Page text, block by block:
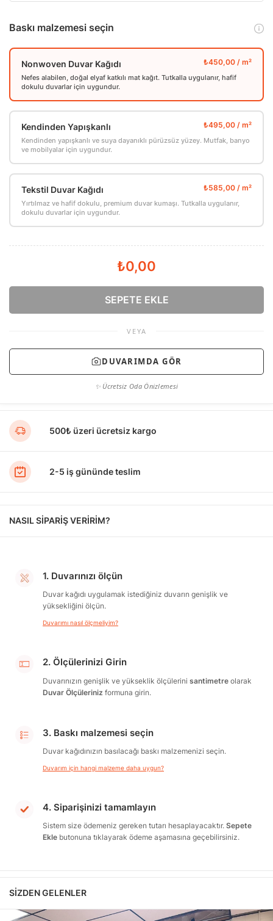
Baskı malzemesi seçin
Nonwoven Duvar Kağıdı
Nefes alabilen, doğal elyaf katkılı mat kağıt. Tutkalla uygulanır, hafif
dokulu duvarlar için uygundur.
Kendinden Yapışkanlı
Kendinden yapışkanlı ve suya dayanıklı pürüzsüz yüzey. Mutfak, banyo
ve mobilyalar için uygundur.
Tekstil Duvar Kağıdı
Yırtılmaz ve hafif dokulu, premium duvar kumaşı. Tutkalla uygulanır,
dokulu duvarlar için uygundur.
₺0,00
SEPETE EKLE
VEYA
DUVARIMDA GÖR
✨ Ücretsiz Oda Önizlemesi
500₺ üzeri ücretsiz kargo
2-5 iş gününde teslim
NASIL SİPARİŞ VERİRİM?
1. Duvarınızı ölçün
Duvar kağıdı uygulamak istediğiniz duvarın genişlik ve
yüksekliğini ölçün.
Duvarımı nasıl ölçmeliyim?
2. Ölçülerinizi Girin
Duvarınızın genişlik ve yükseklik ölçülerini santimetre olarak
Duvar Ölçüleriniz formuna girin.
3. Baskı malzemesi seçin
Duvar kağıdınızın basılacağı baskı malzemenizi seçin.
Duvarım için hangi malzeme daha uygun?
4. Siparişinizi tamamlayın
Sistem size ödemeniz gereken tutarı hesaplayacaktır. Sepete
Ekle butonuna tıklayarak ödeme aşamasına geçebilirsiniz.
SIZDEN GELENLER